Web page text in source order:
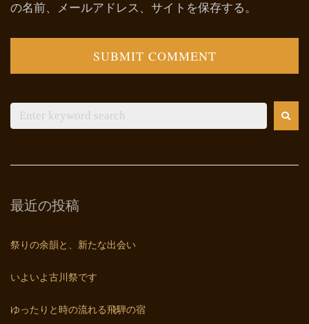
の名前、メールアドレス、サイトを保存する。
最近の投稿
祭りの余韻と、新たな出会い
いよいよ古川祭です
ゆったりと時の流れる飛騨の宿